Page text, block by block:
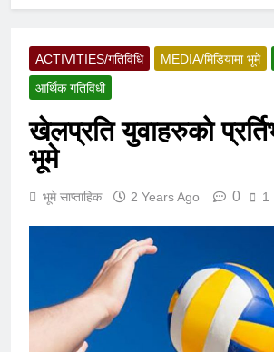
ACTIVITIES/गतिविधि MEDIA/मिडियामा भूमे
आर्थिक गतिविधी
खेलप्रति युवाहरुको
भूमे
भूमे साप्ताहिक 2 Years Ago 0 1